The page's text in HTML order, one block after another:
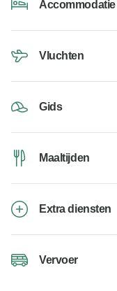
Accommodatie
Vluchten
Gids
Maaltijden
Extra diensten
Vervoer